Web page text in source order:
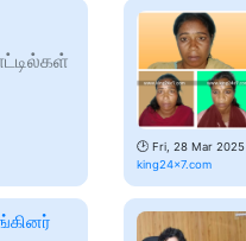
🕑 Fri, 28 Mar 2025
king24x7.com